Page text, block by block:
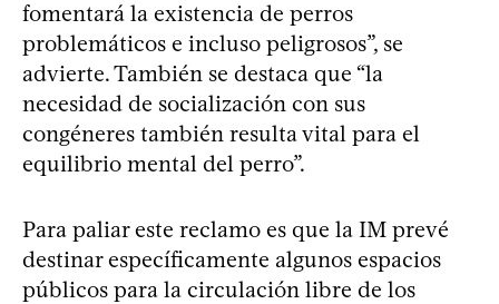
fomentará la existencia de perros
problemáticos e incluso peligrosos”, se
advierte. También se destaca que “la
necesidad de socialización con sus
congéneres también resulta vital para el
equilibrio mental del perro”.
Para paliar este reclamo es que la IM prevé
destinar específicamente algunos espacios
públicos para la circulación libre de los